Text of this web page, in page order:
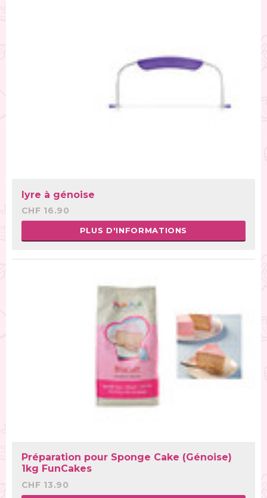
lyre à génoise
CHF 16.90
PLUS D'INFORMATIONS
Préparation pour Sponge Cake (Génoise)
1kg FunCakes
CHF 13.90